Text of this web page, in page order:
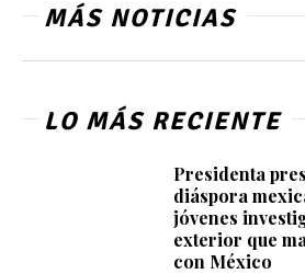
MÁS NOTICIAS
LO MÁS RECIENTE
Presidenta
diáspora
jóvenes
exterior que
con México